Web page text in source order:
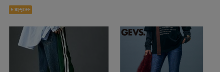
500円OFF